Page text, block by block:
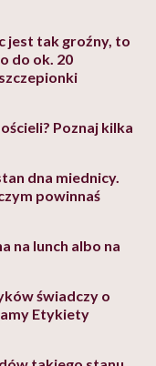
jest tak groźny, to
do ok. 20
Poznaj kilka
dna miednicy.
powinnaś
na lunch albo na
świadczy o
Etykiety